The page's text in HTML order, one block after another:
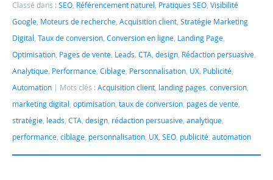
Classé dans : SEO, Référencement naturel , Pratiques SEO, Visibilité
Google, Moteurs de recherche, Acquisition client, Stratégie Marketing
Digital , Taux de conversion, Conversion en ligne, Landing Page,
Optimisation, Pages de vente, Leads, CTA, design, Rédaction persuasive,
Analytique, Performance, Ciblage, Personnalisation, UX, Publicité,
Automation
Mots clés : Acquisition client, landing pages, conversion,
marketing digital , optimisation, taux de conversion, pages de vente,
stratégie, leads, CTA, design, rédaction persuasive, analytique,
performance, ciblage, personnalisation, UX, SEO, publicité, automation